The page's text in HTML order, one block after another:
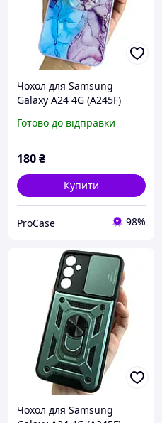
Чохол для Samsung
Galaxy A24 4G (A245F)
тримачем
Готово до відправки
180₴
Купити
ProCase 98%
Чохол для Samsung